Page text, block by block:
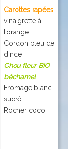
Carottes rapées
vinaigrette à
l’orange
Cordon bleu de
dinde
Chou fleur BIO
béchamel
Fromage blanc
sucré
Rocher coco